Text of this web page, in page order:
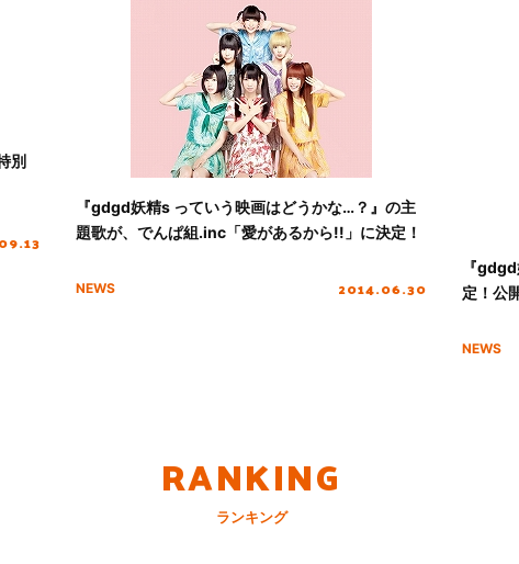
別
『gdgd妖精s っていう映画はどうかな…？』の主
題歌が、でんぱ組.inc「愛があるから!!」に決定！
NEWS 2014.06.30
『
定！公
NEWS
RANKING
ランキング